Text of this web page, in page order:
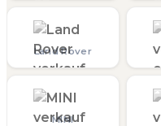
Land Rover
MINI